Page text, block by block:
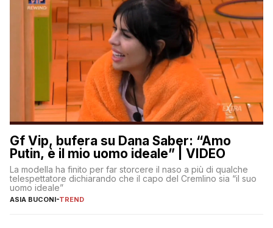
Gf Vip, bufera su Dana Saber: “Amo
Putin, è il mio uomo ideale” | VIDEO
La modella ha finito per far storcere il naso a più di qualche
telespettatore dichiarando che il capo del Cremlino sia “il suo
uomo ideale”
ASIA BUCONI-TREND